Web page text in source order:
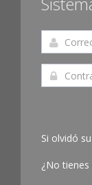
Si olvidó
¿No